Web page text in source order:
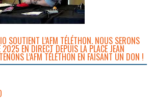
SOUTIENT L’AFM TÉLÉTHON. NOUS SERONS
2025 EN DIRECT DEPUIS LA PLACE JEAN
L’AFM TÉLÉTHON EN FAISANT UN DON !